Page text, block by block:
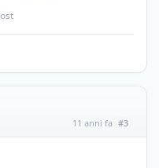
11 anni fa #3